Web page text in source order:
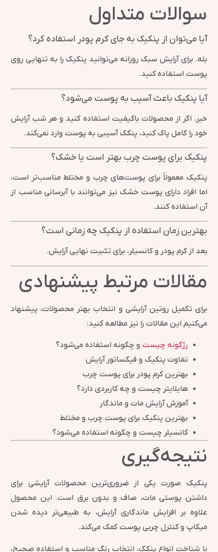
سوالات متداول
آیا می‌توان از پنکیک به جای کرم پودر استفاده کرد؟
بله. برای آرایش سبک روزانه می‌توانید پنکیک را به تنهایی روی
پوست استفاده کنید.
آیا پنکیک باعث آسیب به پوست می‌شود؟
خیر. اگر از محصولات باکیفیت استفاده کنید و هر شب آرایش
خود را کامل پاک کنید، پنکک آسیبی به پوست وارد نمی‌کند.
پنکیک برای پوست چرب بهتر است یا خشک؟
پنکیک معمولاً برای پوست‌های چرب و مختلط مناسب‌تر است،
اما افراد دارای پوست خشک نیز می‌توانند با آبرسانی مناسب از
آن استفاده کنند.
بهترین زمان استفاده از پنکیک چه زمانی است؟
بعد از کرم پودر و کانسیلر، برای تثبیت نهایی آرایش.
مقالات مرتبط پیشنهادی
برای تکمیل روتین آرایشی و انتخاب بهتر محصولات، پیشنهاد
می‌کنیم این مقالات را نیز مطالعه کنید:
رژگونه چیست و چگونه استفاده می‌شود؟
تفاوت پنکیک و فیکساتور آرایش
بهترین کرم پودر برای پوست چرب
هایلایتر چیست و چه کاربردی دارد؟
آموزش آرایش مات و ماندگار
بهترین پنکیک برای پوست چرب و مختلط
کانسیلر چیست و چگونه استفاده می‌شود؟
نتیجه‌گیری
پنکیک صورت یکی از ضروری‌ترین محصولات آرایشی برای
داشتن پوستی مات، صاف و بدون برق است. این محصول
علاوه بر افزایش ماندگاری آرایش، به طبیعی‌تر دیده شدن
میکاپ و کنترل چربی پوست کمک می‌کند.
با شناخت انواع پنکک، انتخاب رنگ مناسب و استفاده صحیح،